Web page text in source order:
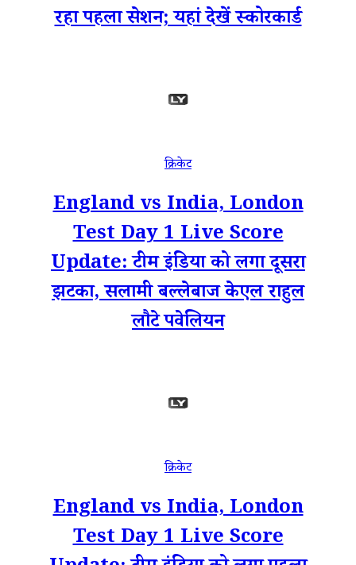
रहा पहला सेशन; यहां देखें स्कोरकार्ड
क्रिकेट
England vs India, London
Test Day 1 Live Score
Update: टीम इंडिया को लगा दूसरा
झटका, सलामी बल्लेबाज केएल राहुल
लौटे पवेलियन
क्रिकेट
England vs India, London
Test Day 1 Live Score